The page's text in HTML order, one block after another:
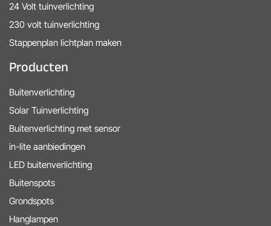
24 Volt tuinverlichting
230 volt tuinverlichting
Stappenplan lichtplan maken
Producten
Buitenverlichting
Solar Tuinverlichting
Buitenverlichting met sensor
in-lite aanbiedingen
LED buitenverlichting
Buitenspots
Grondspots
Hanglampen